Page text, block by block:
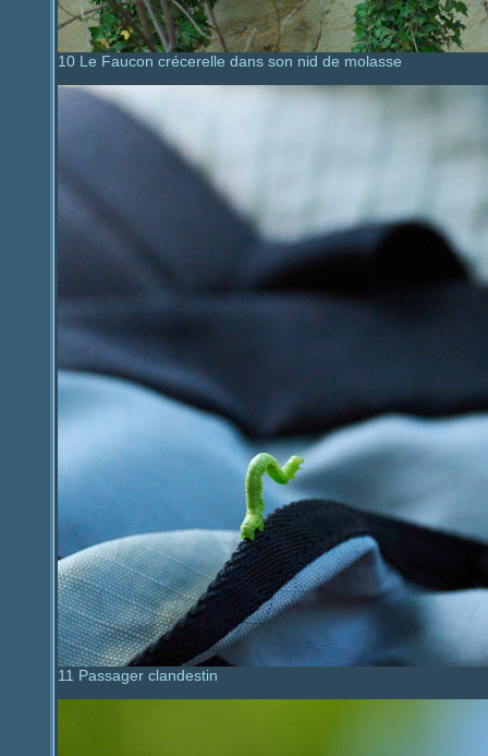
10 Le Faucon crécerelle dans son nid de molasse
11 Passager clandestin